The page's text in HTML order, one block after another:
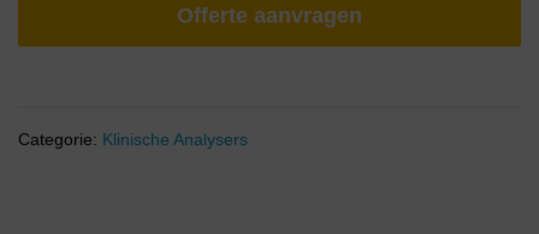
Offerte aanvragen
Categorie: Klinische Analysers